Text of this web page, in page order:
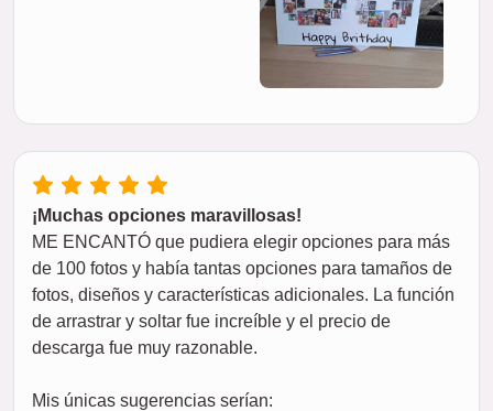
¡Muchas opciones maravillosas!
ME ENCANTÓ que pudiera elegir opciones para más
de 100 fotos y había tantas opciones para tamaños de
fotos, diseños y características adicionales. La función
de arrastrar y soltar fue increíble y el precio de
descarga fue muy razonable.
Mis únicas sugerencias serían: